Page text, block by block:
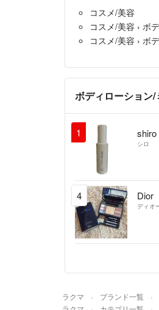
コスメ/美容
コスメ/美容 › ボ
コスメ/美容 › ボ
ボディローション
1 shiro
シロ
4 Dior
ディオ
ラクマ ブランド一覧